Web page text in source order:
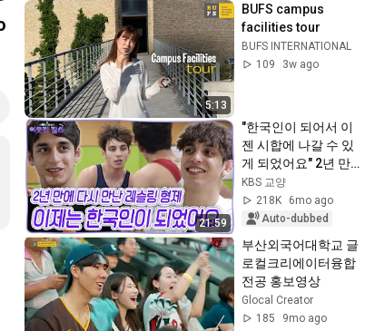
5:13
BUFS campus
BUFS INTERNATIONAL
109
3w ago
21:59
"한국인이 되어서 이
젠 시합에 나갈 수 있
게 되었어요" 2년 만
에 다시만난 모아이
즈 & 파리스 형제의
훈련일지! [이웃집 찰
송
KBS 교양
218K
6mo ago
Auto-dubbed
부산외국어대학교 글
로컬크리에이터융합
전공 홍보영상
Glocal Creator
185
9mo ago